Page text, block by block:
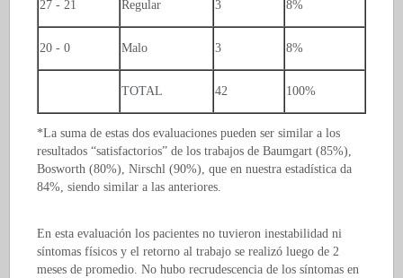
27 - 21 Regular 3 8%
20 - 0 Malo 3 8%
TOTAL 42 100%
*La suma de estas dos evaluaciones pueden ser similar a los
resultados “satisfactorios” de los trabajos de Baumgart (85%),
Bosworth (80%), Nirschl (90%), que en nuestra estadística da
84%, siendo similar a las anteriores.
En esta evaluación los pacientes no tuvieron inestabilidad ni
síntomas físicos y el retorno al trabajo se realizó luego de 2
meses de promedio. No hubo recrudescencia de los síntomas en